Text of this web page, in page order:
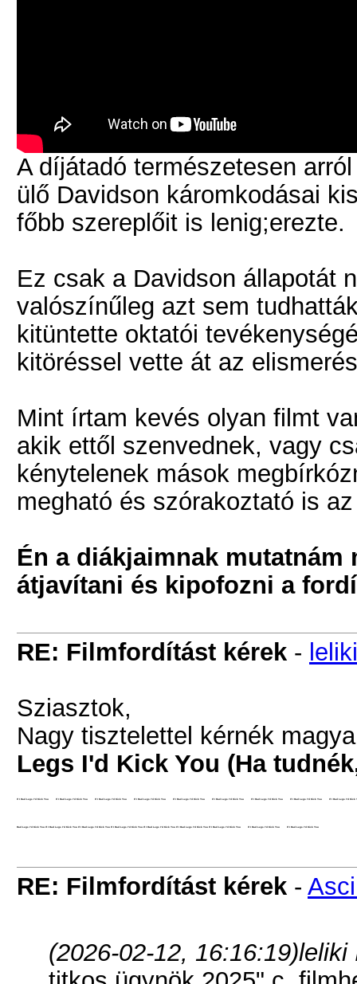
A díjátadó természetesen
ülő Davidson káromkodásai
főbb szereplőit is lenig;erezte.
Ez csak a Davidson állapotát
valószínűleg azt sem
kitüntette oktatói
kitöréssel vette át az
Mint írtam kevés olyan filmt
akik ettől szenvednek, vagy
kénytelenek mások
megható és szórakoztató is
Én a diákjaimnak mutatnám
átjavítani és kipofozni a
RE: Filmfordítást kérek - leliki
Sziasztok,
Nagy tisztelettel kérnék
Legs I'd Kick You (Ha
If I Had Legs I'd Kick You If I Had Legs I'd Kick You If I Had Legs I'd Kick You If I Had Legs I'd Kick You If I Had Legs I'd Kick You If I Had Legs I'd Kick You If I Had Legs I'd Kick You If I Had Legs I'd Kick You If I Had Legs I'd Kick
Had Legs I'd Kick You If I Had Legs I'd Kick You If I Had Legs I'd Kick You If I Had Legs I'd Kick You If I Had Legs I'd Kick You If I Had Legs I'd Kick You If I Had Legs I'd Kick You If I Had Legs I'd Kick You If I Had Legs I'd Kick You
RE: Filmfordítást kérek -
(2026-02-12, 16:16:19)leliki